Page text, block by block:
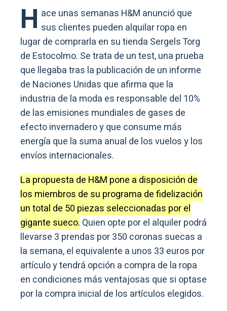
H ace unas semanas H&M anunció que
sus clientes pueden alquilar ropa en
lugar de comprarla en su tienda Sergels Torg
de Estocolmo. Se trata de un test, una prueba
que llegaba tras la publicación de un informe
de Naciones Unidas que afirma que la
industria de la moda es responsable del 10%
de las emisiones mundiales de gases de
efecto invernadero y que consume más
energía que la suma anual de los vuelos y los
envíos internacionales.
La propuesta de H&M pone a disposición de
los miembros de su programa de fidelización
un total de 50 piezas seleccionadas por el
gigante sueco. Quien opte por el alquiler podrá
llevarse 3 prendas por 350 coronas suecas a
la semana, el equivalente a unos 33 euros por
artículo y tendrá opción a compra de la ropa
en condiciones más ventajosas que si optase
por la compra inicial de los artículos elegidos.